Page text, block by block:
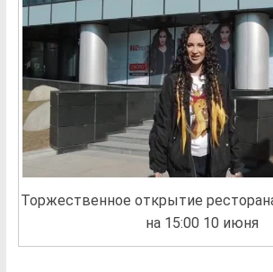
Торжественное открытие
на 15:00 10 июня